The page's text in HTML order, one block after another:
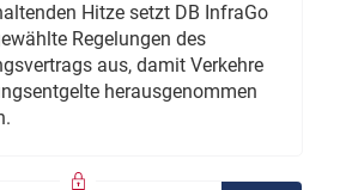
Hitze setzt DB InfraGo
Regelungen des
aus, damit Verkehre
herausgenommen